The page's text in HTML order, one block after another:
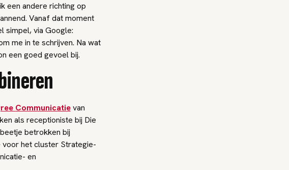
een andere richting op
Vanaf dat moment
simpel, via Google:
me in te schrijven. Na wat
een goed gevoel bij.
Communicatievan
als receptioniste bij Die
betrokken bij
voor het cluster Strategie-
en